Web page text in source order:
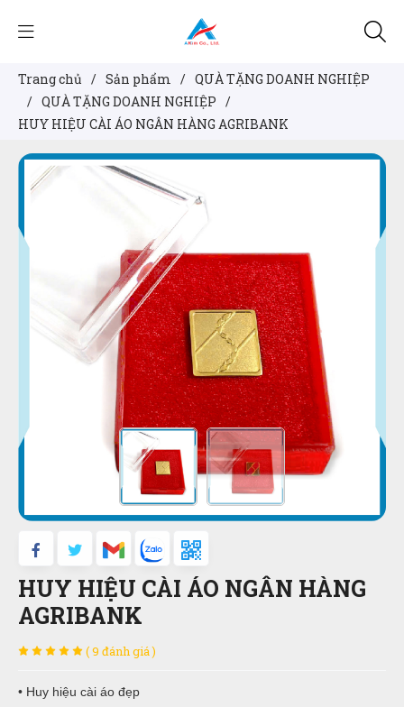
Trang chủ / Sản phẩm / QUÀ TẶNG DOANH NGHIỆP
/ QUÀ TẶNG DOANH NGHIỆP /
HUY HIỆU CÀI ÁO NGÂN HÀNG AGRIBANK
HUY HIỆU CÀI ÁO NGÂN HÀNG
AGRIBANK
( 9 đánh giá )
• Huy hiệu cài áo đẹp